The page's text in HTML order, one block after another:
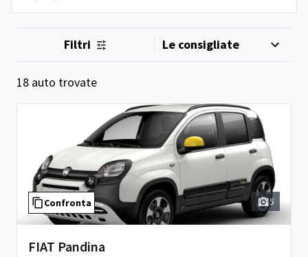
Filtri
18 auto trovate
Confronta 5
FIAT Pandina